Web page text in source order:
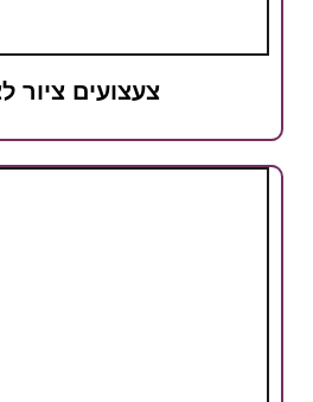
צעצועים ציור לצביעה